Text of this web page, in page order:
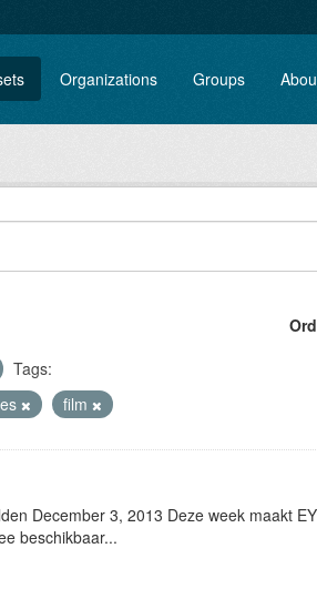
Organizations Groups
Tags:
film
December 3, 2013 Deze week maakt
beschikbaar...